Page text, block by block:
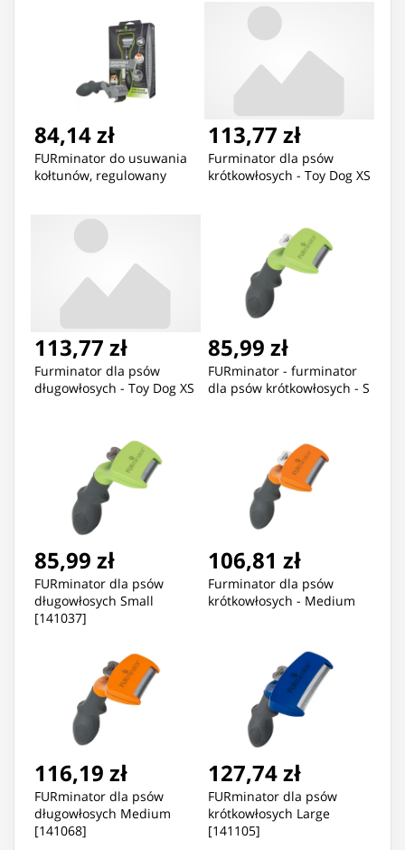
84,14 zł
FURminator do usuwania
kołtunów, regulowany
113,77 zł
Furminator dla psów
krótkowłosych - Toy Dog XS
113,77 zł
Furminator dla psów
długowłosych - Toy Dog XS
85,99 zł
FURminator - furminator
dla psów krótkowłosych - S
85,99 zł
FURminator dla psów
długowłosych Small
[141037]
106,81 zł
Furminator dla psów
krótkowłosych - Medium
116,19 zł
FURminator dla psów
długowłosych Medium
[141068]
127,74 zł
FURminator dla psów
krótkowłosych Large
[141105]